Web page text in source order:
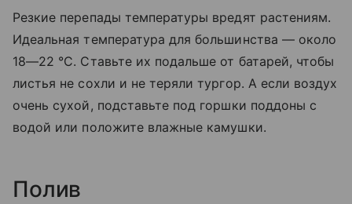
Резкие перепады температуры вредят растениям.
Идеальная температура для большинства — около
18—22 °C. Ставьте их подальше от батарей, чтобы
листья не сохли и не теряли тургор. А если воздух
очень сухой, подставьте под горшки поддоны с
водой или положите влажные камушки.
Полив